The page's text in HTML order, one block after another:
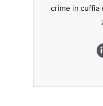
crime in cuffia